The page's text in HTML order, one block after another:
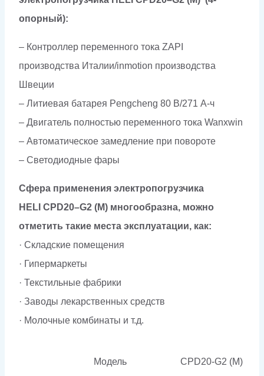
опорный):
– Контроллер переменного тока ZAPI
производства Италии/inmotion производства
Швеции
– Литиевая батарея Pengcheng 80 В/271 А-ч
– Двигатель полностью переменного тока Wanxwin
– Автоматическое замедление при повороте
– Светодиодные фары
Сфера применения электропогрузчика
HELI CPD20–G2 (M) многообразна, можно
отметить такие места эксплуатации, как:
· Складские помещения
· Гипермаркеты
· Текстильные фабрики
· Заводы лекарственных средств
· Молочные комбинаты и т.д.
Модель CPD20-G2 (M)